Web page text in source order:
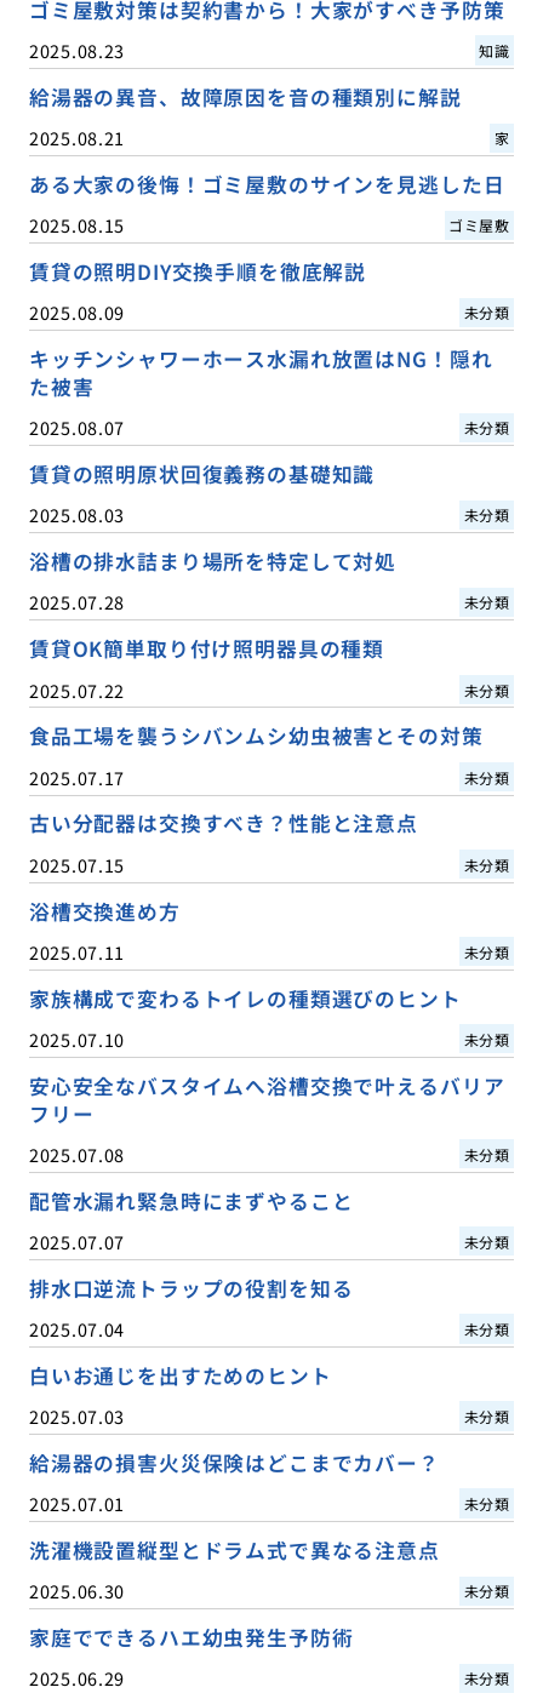
ゴミ屋敷対策は契約書から！大家がすべき予防策
2025.08.23 知識
給湯器の異音、故障原因を音の種類別に解説
2025.08.21 家
ある大家の後悔！ゴミ屋敷のサインを見逃した日
2025.08.15 ゴミ屋敷
賃貸の照明DIY交換手順を徹底解説
2025.08.09 未分類
キッチンシャワーホース水漏れ放置はNG！隠れ
た被害
2025.08.07 未分類
賃貸の照明原状回復義務の基礎知識
2025.08.03 未分類
浴槽の排水詰まり場所を特定して対処
2025.07.28 未分類
賃貸OK簡単取り付け照明器具の種類
2025.07.22 未分類
食品工場を襲うシバンムシ幼虫被害とその対策
2025.07.17 未分類
古い分配器は交換すべき？性能と注意点
2025.07.15 未分類
浴槽交換進め方
2025.07.11 未分類
家族構成で変わるトイレの種類選びのヒント
2025.07.10 未分類
安心安全なバスタイムへ浴槽交換で叶えるバリア
フリー
2025.07.08 未分類
配管水漏れ緊急時にまずやること
2025.07.07 未分類
排水口逆流トラップの役割を知る
2025.07.04 未分類
白いお通じを出すためのヒント
2025.07.03 未分類
給湯器の損害火災保険はどこまでカバー？
2025.07.01 未分類
洗濯機設置縦型とドラム式で異なる注意点
2025.06.30 未分類
家庭でできるハエ幼虫発生予防術
2025.06.29 未分類